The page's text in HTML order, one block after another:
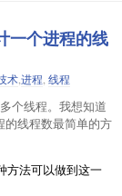
一个进程的线
术进程 线程
个线程。我想知道
线程数最简单的方
方法可以做到这一